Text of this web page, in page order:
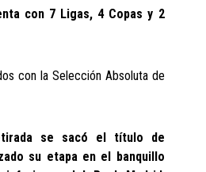
con 7 Ligas, 4 Copas y 2
con la Selección Absoluta de
se sacó el título de
su etapa en el banquillo